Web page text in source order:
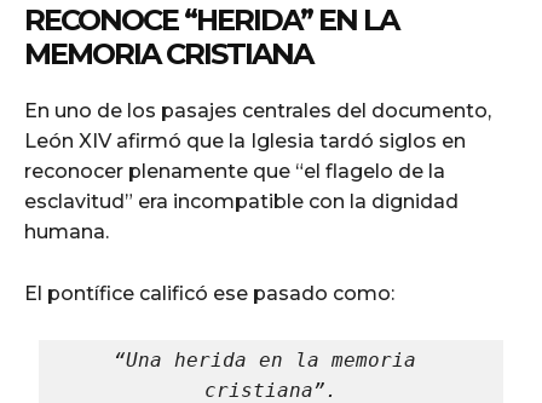
RECONOCE “HERIDA” EN LA
MEMORIA CRISTIANA
En uno de los pasajes centrales del documento,
León XIV afirmó que la Iglesia tardó siglos en
reconocer plenamente que “el flagelo de la
esclavitud” era incompatible con la dignidad
humana.
El pontífice calificó ese pasado como:
“Una herida en la memoria
cristiana”.